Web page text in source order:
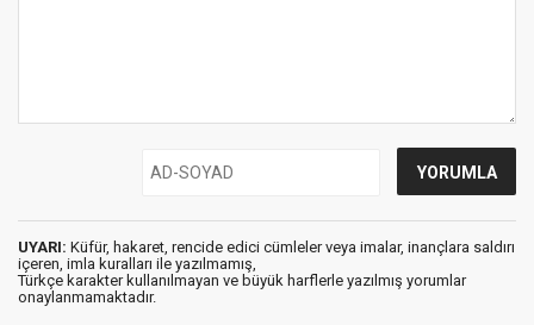
UYARI: Küfür, hakaret, rencide edici cümleler veya imalar, inançlara saldırı
içeren, imla kuralları ile yazılmamış,
Türkçe karakter kullanılmayan ve büyük harflerle yazılmış yorumlar
onaylanmamaktadır.